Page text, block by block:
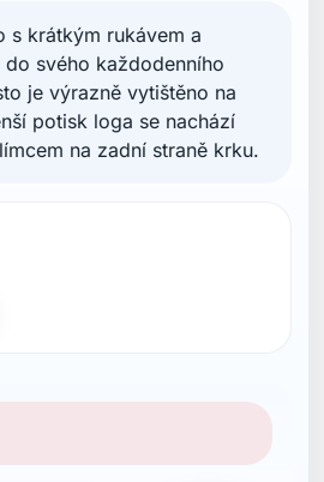
s krátkým rukávem a
svého každodenního
je výrazně vytištěno na
potisk loga se nachází
na zadní straně krku.